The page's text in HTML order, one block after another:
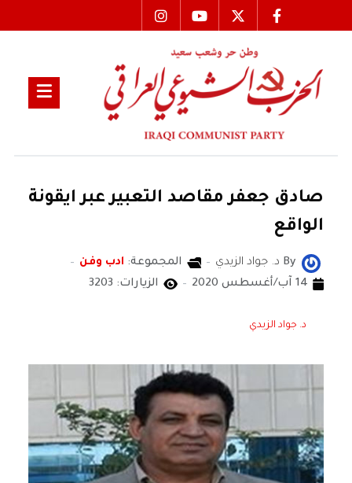
صادق جعفر مقاصد التعبير عبر ايقونة
الواقع
By د. جواد الزيدي المجموعة: ادب وفن
14 آب/أغسطس 2020
الزيارات: 3203
د. جواد الزيدي